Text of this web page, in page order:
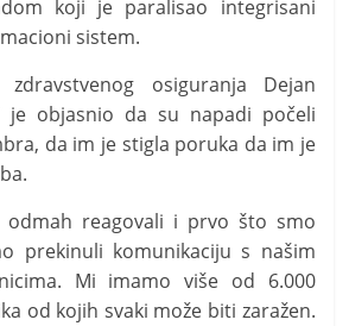
koji je paralisao integrisani
sistem.
osiguranja Dejan
je objasnio da su napadi počeli
da im je stigla poruka da im je
odmah reagovali i prvo što smo
prekinuli komunikaciju s našim
Mi imamo više od 6.000
od kojih svaki može biti zaražen.